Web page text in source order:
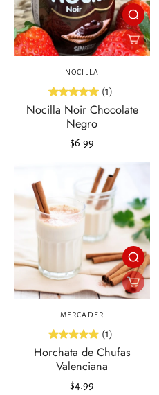
NOCILLA
(1)
Nocilla Noir Chocolate
Negro
$6.99
MERCADER
(1)
Horchata de Chufas
Valenciana
$4.99